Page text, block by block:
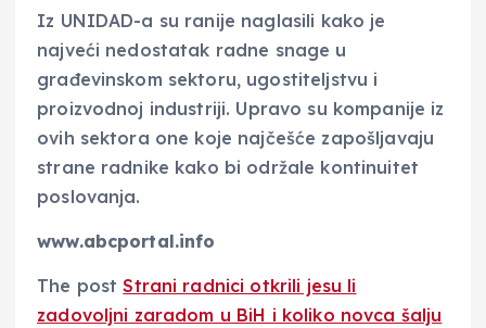
Iz UNIDAD-a su ranije naglasili kako je
najveći nedostatak radne snage u
građevinskom sektoru, ugostiteljstvu i
proizvodnoj industriji. Upravo su kompanije iz
ovih sektora one koje najčešće zapošljavaju
strane radnike kako bi održale kontinuitet
poslovanja.
www.abcportal.info
The postStrani radnici otkrili jesu li
zadovoljni zaradom u BiH i koliko novca šalju